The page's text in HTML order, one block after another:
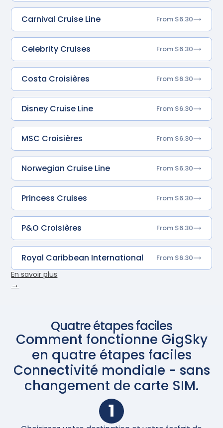
Carnival Cruise Line From $6.30
Celebrity Cruises From $6.30
Costa Croisières From $6.30
Disney Cruise Line From $6.30
MSC Croisières From $6.30
Norwegian Cruise Line From $6.30
Princess Cruises From $6.30
P&O Croisières From $6.30
Royal Caribbean International From $6.30
En savoir plus
→
Quatre étapes faciles
Comment fonctionne GigSky
en quatre étapes faciles
Connectivité mondiale - sans
changement de carte SIM.
1